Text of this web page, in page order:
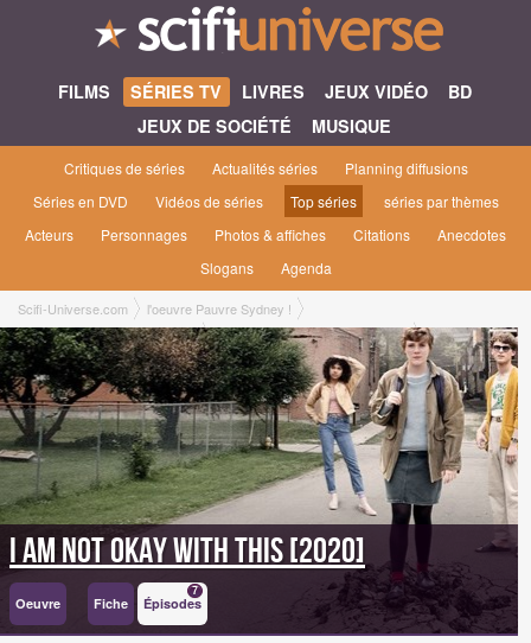
FILMS SÉRIES TV LIVRES JEUX VIDÉO
BD
JEUX DE SOCIÉTÉ
MUSIQUE
Critiques de séries Actualités séries
Planning diffusions
Séries en DVD
Vidéos de séries Top séries
séries par thèmes
Acteurs
Personnages Photos & affiches Citations
Anecdotes
Slogans
Agenda
Scifi-Universe.com
l'oeuvre Pauvre Sydney !
I Am Not Okay with This [2020]
I Am Not Okay with This saison 1
1x06 ● Tel père, telle fille
I Am Not Okay with This [2020]
Oeuvre Fiche Épisodes
7